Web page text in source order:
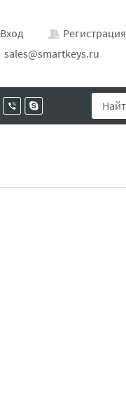
Вход
Регистрация
sales@smartkeys.ru